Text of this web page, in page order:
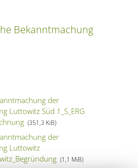
Bekanntmachung
der
Luttowitz Süd 1_S_ERG
(351,3 KiB)
der
Luttowitz
(1,1 MiB)